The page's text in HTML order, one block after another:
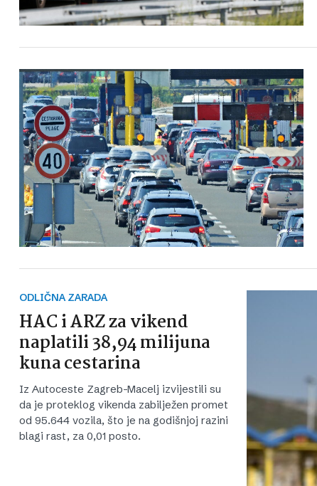
ODLIČNA ZARADA
HAC i ARZ za vikend
naplatili 38,94 milijuna
kuna cestarina
Iz Autoceste Zagreb-Macelj izvijestili su
da je proteklog vikenda zabilježen promet
od 95.644 vozila, što je na godišnjoj razini
blagi rast, za 0,01 posto.